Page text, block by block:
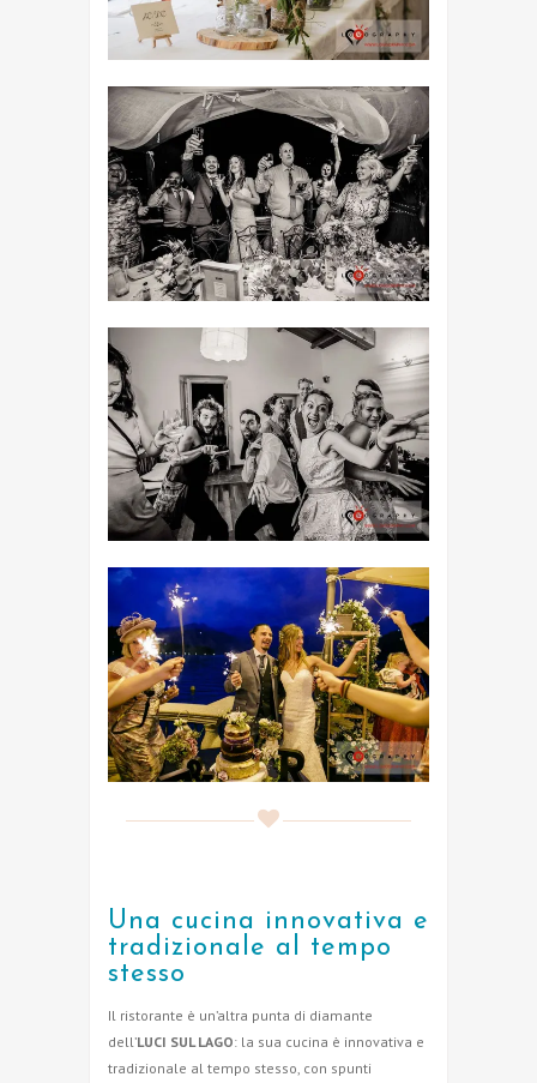
Una cucina innovativa e
tradizionale al tempo
stesso
Il ristorante è un’altra punta di diamante
dell’LUCI SUL LAGO: la sua cucina è innovativa e
tradizionale al tempo stesso, con spunti